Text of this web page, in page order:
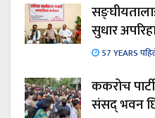
सुधार
57 YEARS
ककरोच
संसद् भवन